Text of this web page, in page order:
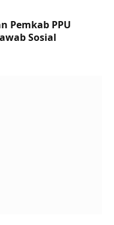
Pemkab PPU
Sosial